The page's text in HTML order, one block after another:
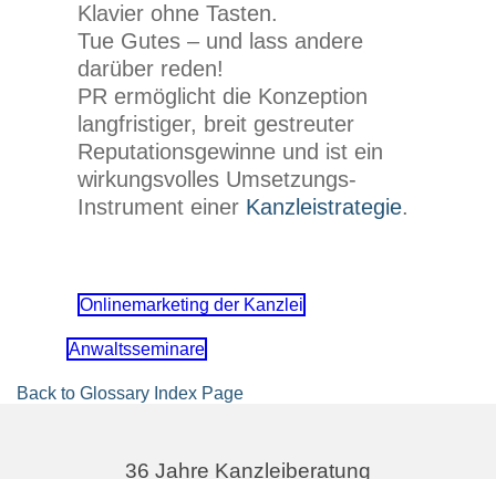
Klavier ohne Tasten.
Tue Gutes – und lass andere
darüber reden!
PR ermöglicht die Konzeption
langfristiger, breit gestreuter
Reputationsgewinne und ist ein
wirkungsvolles Umsetzungs-
Instrument einer Kanzleistrategie.
Onlinemarketing der Kanzlei
Anwaltsseminare
Back to Glossary Index Page
36 Jahre Kanzleiberatung